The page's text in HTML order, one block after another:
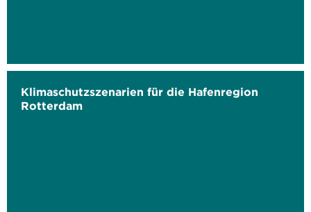
Klimaschutzszenarien für die Hafenregion
Rotterdam